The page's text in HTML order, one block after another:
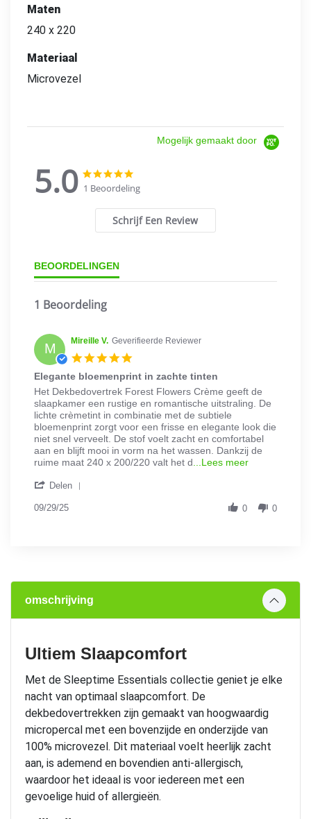
Maten
240 x 220
Materiaal
Microvezel
Mogelijk gemaakt door
5.0
5.0
star
star
rating
1 Beoordeling
Schrijf Een Review
BEOORDELINGEN
1 Beoordeling
M Mireille V. Geverifieerde Reviewer
rating
Elegante bloemenprint in zachte tinten
Review
by
Mireille
V.
on
29
Sep
review
stating
Elegante
bloemenprint
in
zachte
tinten
Het Dekbedovertrek Forest Flowers Crème geeft de
slaapkamer een rustige en romantische uitstraling. De
lichte crèmetint in combinatie met de subtiele
bloemenprint zorgt voor een frisse en elegante look die
niet snel verveelt. De stof voelt zacht en comfortabel
aan en blijft mooi in vorm na het wassen. Dankzij de
ruime maat 240 x 200/220 valt het d ...Lees meerRead
stating
Delen
09/29/25 0 0
omschrijving
Ultiem Slaapcomfort
Met de Sleeptime Essentials collectie geniet je elke
nacht van optimaal slaapcomfort. De
dekbedovertrekken zijn gemaakt van hoogwaardig
micropercal met een bovenzijde en onderzijde van
100% microvezel. Dit materiaal voelt heerlijk zacht
aan, is ademend en bovendien anti-allergisch,
waardoor het ideaal is voor iedereen met een
gevoelige huid of allergieën.